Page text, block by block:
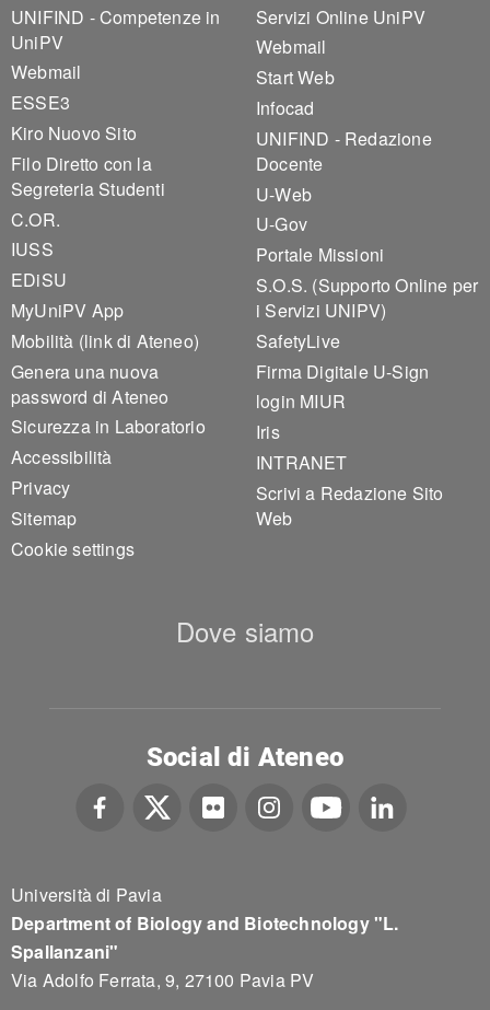
UNIFIND - Competenze in
UniPV
Webmail
ESSE3
Kiro Nuovo Sito
Filo Diretto con la
Segreteria Studenti
C.OR.
IUSS
EDiSU
MyUniPV App
Mobilità (link di Ateneo)
Genera una nuova
password di Ateneo
Sicurezza in Laboratorio
Accessibilità
Privacy
Sitemap
Cookie settings
Servizi Online UniPV
Webmail
Start Web
Infocad
UNIFIND - Redazione
Docente
U-Web
U-Gov
Portale Missioni
S.O.S. (Supporto Online per
i Servizi UNIPV)
SafetyLive
Firma Digitale U-Sign
login MIUR
Iris
INTRANET
Scrivi a Redazione Sito
Web
Dove siamo
Università di Pavia
Department of Biology and Biotechnology "L.
Spallanzani"
Via Adolfo Ferrata, 9, 27100 Pavia PV
Social di Ateneo